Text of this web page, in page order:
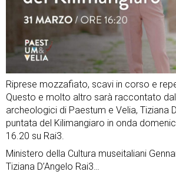
Riprese mozzafiato, scavi in corso e
Questo e molto altro sarà raccontato
archeologici di Paestum e Velia, Tiziana
puntata del Kilimangiaro in onda
16.20 su Rai3.
Ministero della Cultura museitaliani
Tiziana D’Angelo Rai3…